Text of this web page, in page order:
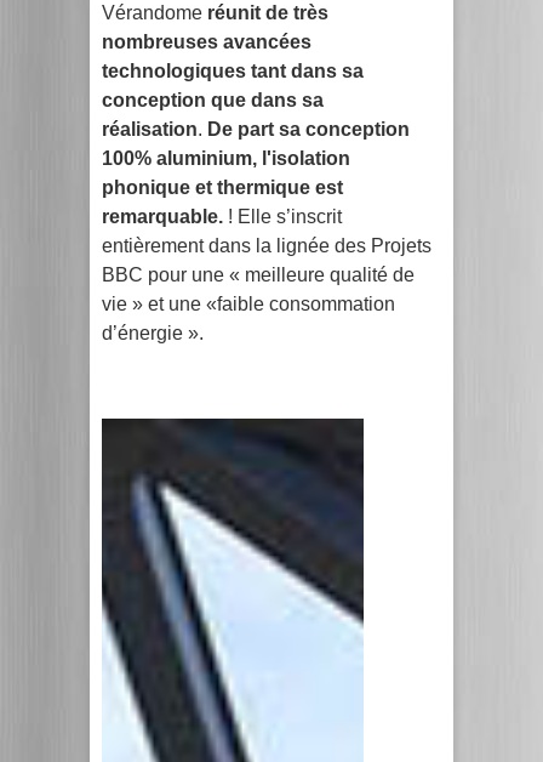
Vérandome réunit de très
nombreuses avancées
technologiques tant dans sa
conception que dans sa
réalisation. De part sa conception
100% aluminium, l'isolation
phonique et thermique est
remarquable. ! Elle s’inscrit
entièrement dans la lignée des Projets
BBC pour une « meilleure qualité de
vie » et une «faible consommation
d’énergie ».